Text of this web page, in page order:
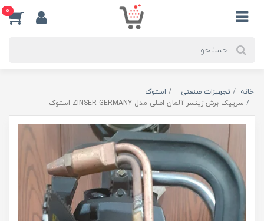
0
خانه تجهیزات صنعتی
استوک
سرپیک برش زینسر آلمان اصلی مدل ZINSER GERMANY استوک